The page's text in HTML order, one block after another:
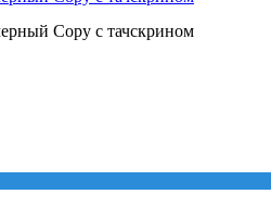
Copy с тачскрином